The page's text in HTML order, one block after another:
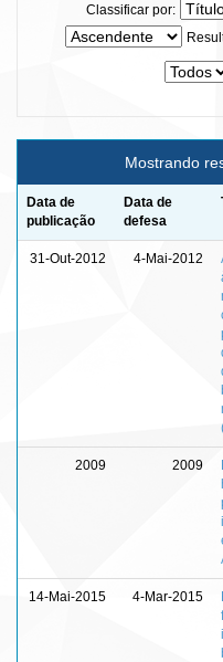
Classificar por:
Mostrando
Data de
publicação
Data de
defesa
31-Out-2012 4-Mai-2012
2009 2009
14-Mai-2015 4-Mar-2015